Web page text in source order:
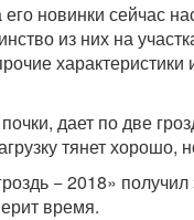
новинки сейчас
из них на
дает по две
тянет
− 2018»
время.